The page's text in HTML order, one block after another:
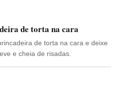
de torta na cara
de torta na cara e deixe
e cheia de risadas.